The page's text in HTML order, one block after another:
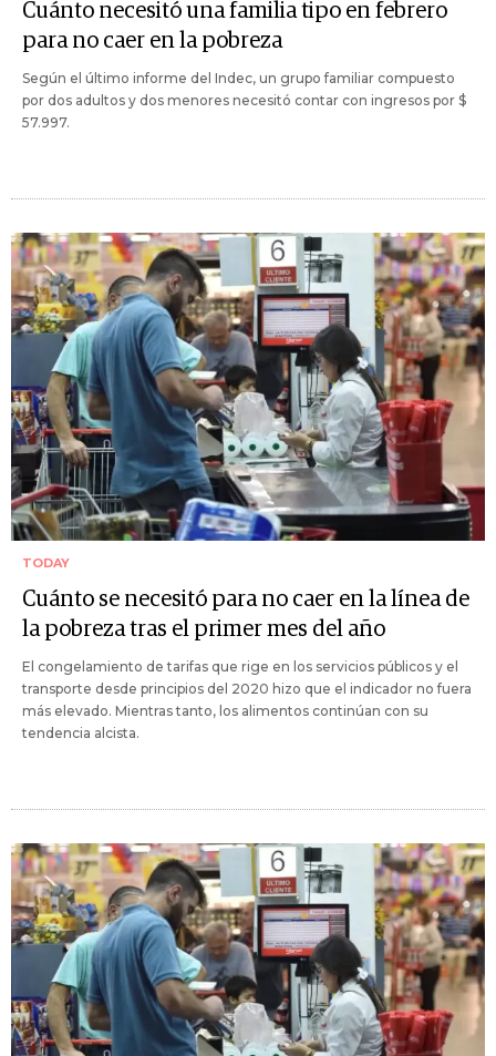
Cuánto necesitó una familia tipo en febrero
para no caer en la pobreza
Según el último informe del Indec, un grupo familiar compuesto
por dos adultos y dos menores necesitó contar con ingresos por $
57.997.
TODAY
Cuánto se necesitó para no caer en la línea de
la pobreza tras el primer mes del año
El congelamiento de tarifas que rige en los servicios públicos y el
transporte desde principios del 2020 hizo que el indicador no fuera
más elevado. Mientras tanto, los alimentos continúan con su
tendencia alcista.